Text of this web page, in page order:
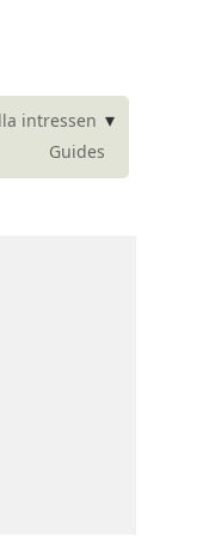
intressen ▾
Guides